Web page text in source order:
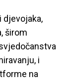
djevojaka,
širom
i
na